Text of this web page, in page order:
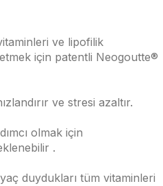
ve lipofilik
için patentli Neogoutte®
ve stresi azaltır.
olmak için
.
duydukları tüm vitaminleri